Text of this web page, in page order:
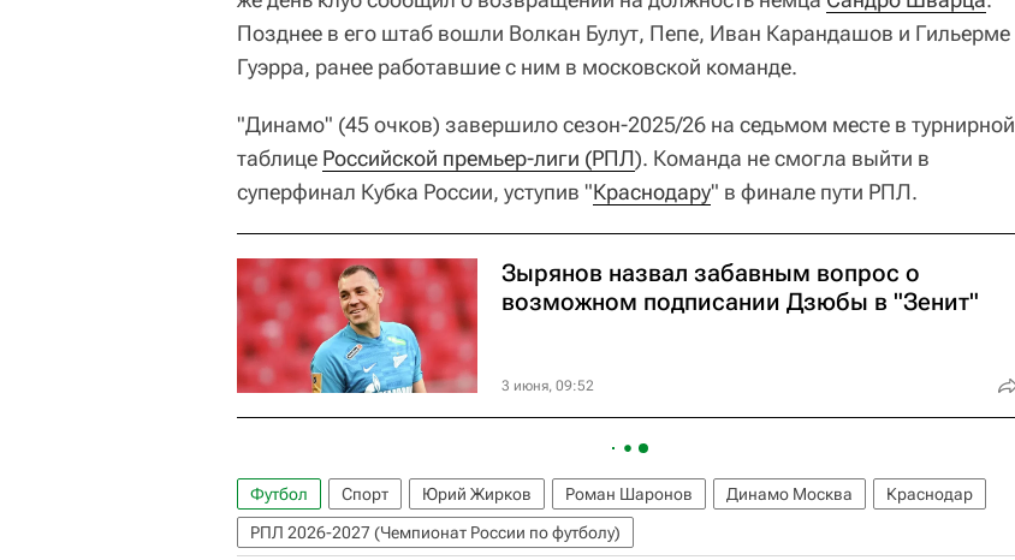
Позднее в его штаб вошли Волкан Булут, Пепе, Иван Карандашов и Гильерме
Гуэрра, ранее работавшие с ним в московской команде.
"Динамо" (45 очков) завершило сезон-2025/26 на седьмом месте в турнирной
таблице Российской премьер-лиги (РПЛ). Команда не смогла выйти в
суперфинал Кубка России, уступив "Краснодару" в финале пути РПЛ.
Зырянов назвал забавным вопрос о
возможном подписании Дзюбы в "Зенит"
3 июня, 09:52
Футбол Спорт Юрий Жирков Роман Шаронов Динамо Москва
Краснодар
РПЛ 2026-2027 (Чемпионат России по футболу)